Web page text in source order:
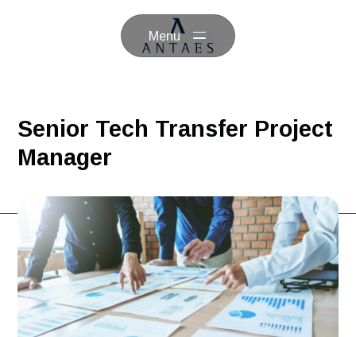
Menu
Senior Tech Transfer
Manager